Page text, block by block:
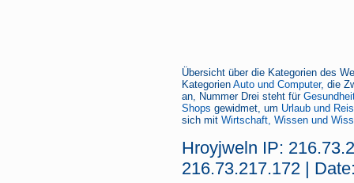
Übersicht über die Kategorien des
Kategorien Auto und Computer, die
an, Nummer Drei steht für
Shops gewidmet, um Urlaub und
sich mit Wirtschaft, Wissen und
Hroyjweln IP:
216.73.217.172 |